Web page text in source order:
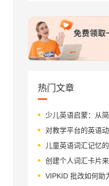
热门文章
少儿英语启蒙：从
对教学平台的英语动
儿童英语词汇记忆
创建个人词汇卡片来
VIPKID 批改如何助